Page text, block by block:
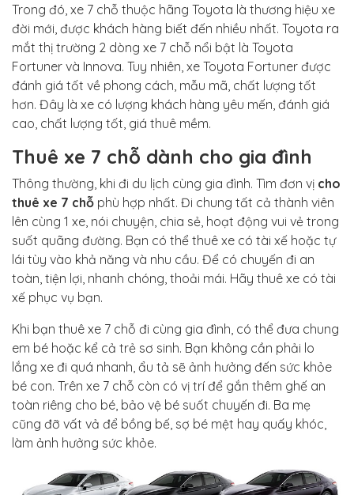
Trong đó, xe 7 chỗ thuộc hãng Toyota là thương hiệu xe
đời mới, được khách hàng biết đến nhiều nhất. Toyota ra
mắt thị trường 2 dòng xe 7 chỗ nổi bật là Toyota
Fortuner và Innova. Tuy nhiên, xe Toyota Fortuner được
đánh giá tốt về phong cách, mẫu mã, chất lượng tốt
hơn. Đây là xe có lượng khách hàng yêu mến, đánh giá
cao, chất lượng tốt, giá thuê mềm.
Thuê xe 7 chỗ dành cho gia đình
Thông thường, khi đi du lịch cùng gia đình. Tìm đơn vị cho
thuê xe 7 chỗ phù hợp nhất. Đi chung tất cả thành viên
lên cùng 1 xe, nói chuyện, chia sẻ, hoạt động vui vẻ trong
suốt quãng đường. Bạn có thể thuê xe có tài xế hoặc tự
lái tùy vào khả năng và nhu cầu. Để có chuyến đi an
toàn, tiện lợi, nhanh chóng, thoải mái. Hãy thuê xe có tài
xế phục vụ bạn.
Khi bạn thuê xe 7 chỗ đi cùng gia đình, có thể đưa chung
em bé hoặc kể cả trẻ sơ sinh. Bạn không cần phải lo
lắng xe đi quá nhanh, ẩu tả sẽ ảnh hưởng đến sức khỏe
bé con. Trên xe 7 chỗ còn có vị trí để gắn thêm ghế an
toàn riêng cho bé, bảo vệ bé suốt chuyến đi. Ba mẹ
cũng đỡ vất vả để bồng bế, sợ bé mệt hay quấy khóc,
làm ảnh hưởng sức khỏe.